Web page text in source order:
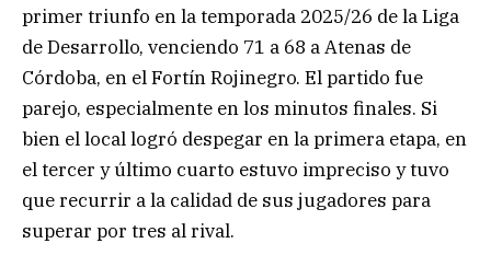
primer triunfo en la temporada 2025/26 de la Liga
de Desarrollo, venciendo 71 a 68 a Atenas de
Córdoba, en el Fortín Rojinegro. El partido fue
parejo, especialmente en los minutos finales. Si
bien el local logró despegar en la primera etapa, en
el tercer y último cuarto estuvo impreciso y tuvo
que recurrir a la calidad de sus jugadores para
superar por tres al rival.